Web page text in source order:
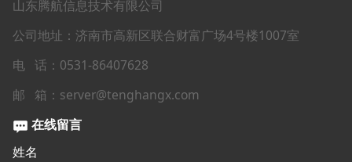
山东腾航信息技术有限公司
公司地址：济南市高新区联合财富广场4号楼1007室
电 话：0531-86407628
邮 箱：server@tenghangx.com
在线留言
姓名